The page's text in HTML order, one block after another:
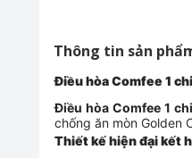
Thông tin sản
Điều hòa Comfee 1
Điều hòa Comfee 1
chống ăn mòn Golden
Thiết kế hiện đại kết